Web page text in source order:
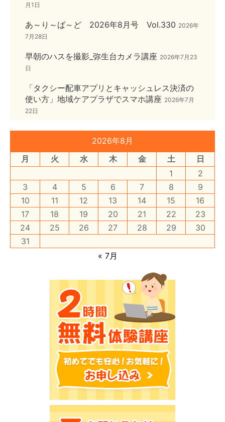
月1日
あ～り～ば～ど 2026年8月号 Vol.330 2026年
7月28日
早朝のハスを撮影_弥生台カメラ講座 2026年7月23
日
「タクシー配車アプリとキャッシュレス決済の
使い方」地域ケアプラザでスマホ講座 2026年7月
22日
2026年8月
月
火 水 木 金 土
日
1
2
3
4 5 6 7 8
9
10
11 12 13 14 15
16
17
18 19 20 21 22
23
24
25 26 27 28 29
30
31
« 7月